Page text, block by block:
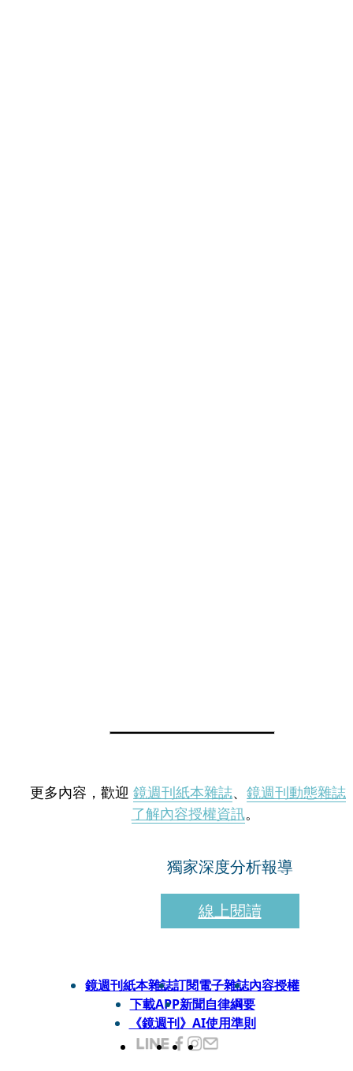
更多內容，歡迎 鏡週刊紙本雜誌、 鏡週刊動態雜誌
了解內容授權資訊。
獨家深度分析報導
線上閱讀
鏡週刊紙本雜誌訂閱電子雜誌內容授權
下載APP新聞自律綱要
《鏡週刊》AI使用準則